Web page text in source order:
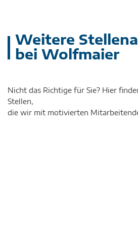
Weitere
bei Wolfmaier
Nicht das Richtige für Sie? Hier
Stellen,
die wir mit motivierten